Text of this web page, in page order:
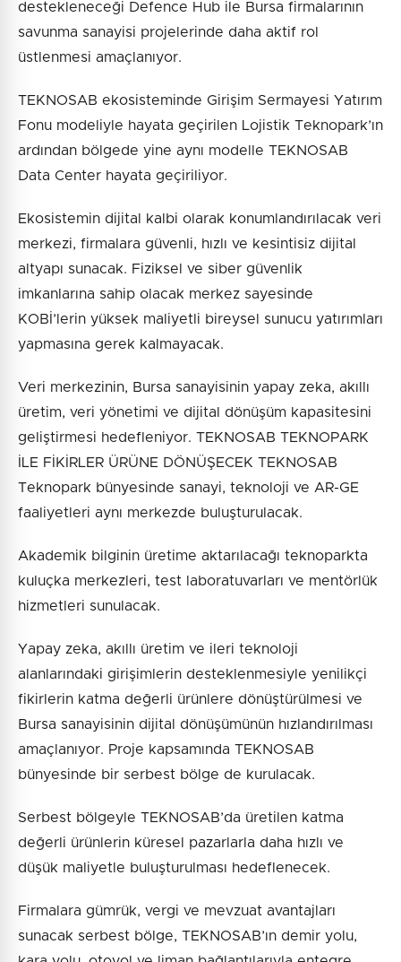
destekleneceği Defence Hub ile Bursa firmalarının
savunma sanayisi projelerinde daha aktif rol
üstlenmesi amaçlanıyor.
TEKNOSAB ekosisteminde Girişim Sermayesi Yatırım
Fonu modeliyle hayata geçirilen Lojistik Teknopark’ın
ardından bölgede yine aynı modelle TEKNOSAB
Data Center hayata geçiriliyor.
Ekosistemin dijital kalbi olarak konumlandırılacak veri
merkezi, firmalara güvenli, hızlı ve kesintisiz dijital
altyapı sunacak. Fiziksel ve siber güvenlik
imkanlarına sahip olacak merkez sayesinde
KOBİ’lerin yüksek maliyetli bireysel sunucu yatırımları
yapmasına gerek kalmayacak.
Veri merkezinin, Bursa sanayisinin yapay zeka, akıllı
üretim, veri yönetimi ve dijital dönüşüm kapasitesini
geliştirmesi hedefleniyor. TEKNOSAB TEKNOPARK
İLE FİKİRLER ÜRÜNE DÖNÜŞECEK TEKNOSAB
Teknopark bünyesinde sanayi, teknoloji ve AR-GE
faaliyetleri aynı merkezde buluşturulacak.
Akademik bilginin üretime aktarılacağı teknoparkta
kuluçka merkezleri, test laboratuvarları ve mentörlük
hizmetleri sunulacak.
Yapay zeka, akıllı üretim ve ileri teknoloji
alanlarındaki girişimlerin desteklenmesiyle yenilikçi
fikirlerin katma değerli ürünlere dönüştürülmesi ve
Bursa sanayisinin dijital dönüşümünün hızlandırılması
amaçlanıyor. Proje kapsamında TEKNOSAB
bünyesinde bir serbest bölge de kurulacak.
Serbest bölgeyle TEKNOSAB’da üretilen katma
değerli ürünlerin küresel pazarlarla daha hızlı ve
düşük maliyetle buluşturulması hedeflenecek.
Firmalara gümrük, vergi ve mevzuat avantajları
sunacak serbest bölge, TEKNOSAB’ın demir yolu,